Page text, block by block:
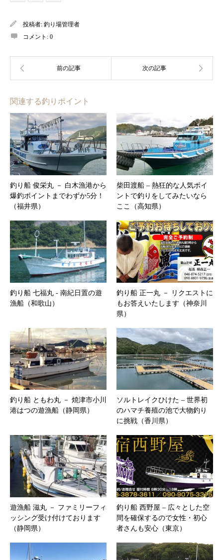
投稿者: 釣り場管理者
コメント: 0
関連する釣りポイント
釣り船 俊栄丸 － 白木漁港から
爆釣ポイントまでわずか5分！
（福井県）
柴田渡船 – 熱狂的な人気ポイ
ントで釣りをしてみたいなら
ここ（高知県）
釣り船 七福丸 ‐ 南紀日置の遊
漁船（和歌山）
釣り船 正一丸 － リクエストに
もお答えいたします（神奈川
県）
釣り船 ともわ丸 － 焼津市小川
港はつの遊漁船（静岡県）
ソルトレイクひけた – 世界初
のハマチ養殖の池で大物釣り
に挑戦（香川県）
遊漁船 滋丸 － ファミリーフィ
ッシング受け付けております
（静岡県）
釣り船 西野屋 – ​広々とした空
間を確保するので女性・初心
者さんも安心（東京）